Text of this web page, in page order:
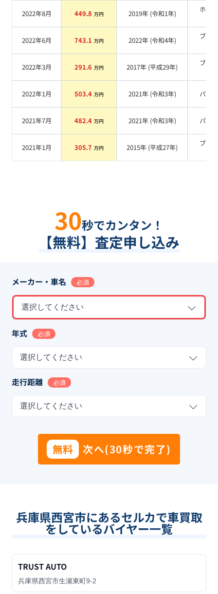
2022年8月 449.8 万円 2019年 (令和1年)
ホワ
2022年6月 743.1 万円 2022年 (令和4年)
ブラ
2022年3月 291.6 万円 2017年 (平成29年)
ブラ
2022年1月 503.4 万円 2021年 (令和3年) パール
2021年7月 482.4 万円 2021年 (令和3年) パール
2021年1月 305.7 万円 2015年 (平成27年)
ブラ
30秒でカンタン！
【無料】査定申し込み
メーカー・車名 必須
選択してください
年式 必須
選択してください
走行距離 必須
選択してください
無料 次へ(30秒で完了)
兵庫県西宮市にあるセルカで車買取
をしているバイヤー一覧
TRUST AUTO
兵庫県西宮市生瀬東町9-2